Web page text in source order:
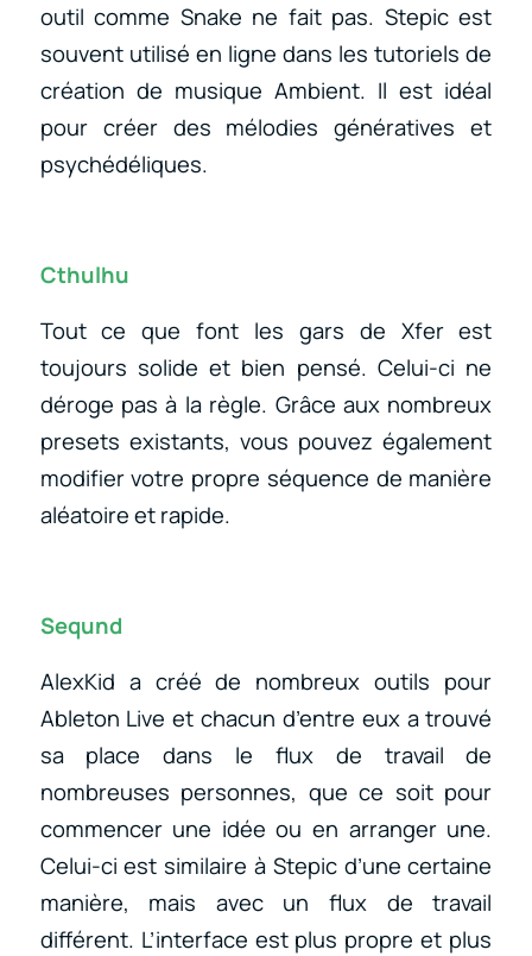
outil comme Snake ne fait pas. Stepic est
souvent utilisé en ligne dans les tutoriels de
création de musique Ambient. Il est idéal
pour créer des mélodies génératives et
psychédéliques.
Cthulhu
Tout ce que font les gars de Xfer est
toujours solide et bien pensé. Celui-ci ne
déroge pas à la règle. Grâce aux nombreux
presets existants, vous pouvez également
modifier votre propre séquence de manière
aléatoire et rapide.
Seqund
AlexKid a créé de nombreux outils pour
Ableton Live et chacun d’entre eux a trouvé
sa place dans le flux de travail de
nombreuses personnes, que ce soit pour
commencer une idée ou en arranger une.
Celui-ci est similaire à Stepic d’une certaine
manière, mais avec un flux de travail
différent. L’interface est plus propre et plus